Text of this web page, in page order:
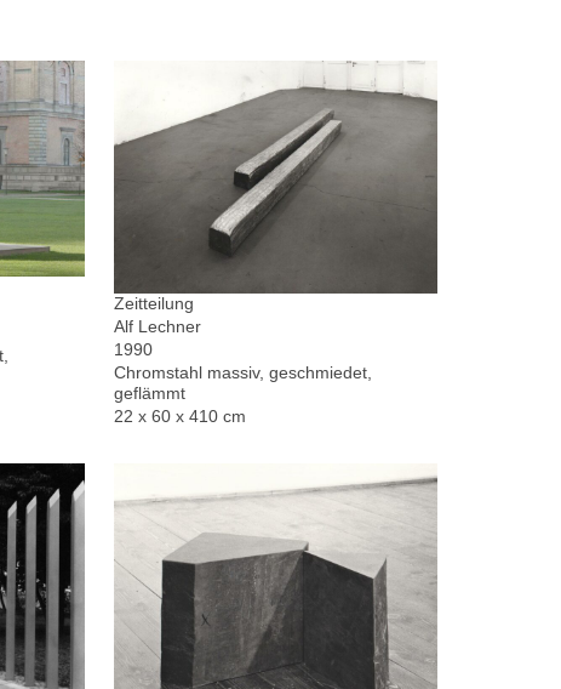
Zeitteilung
Alf Lechner
1990
Chromstahl massiv, geschmiedet,
geflämmt
22 x 60 x 410 cm